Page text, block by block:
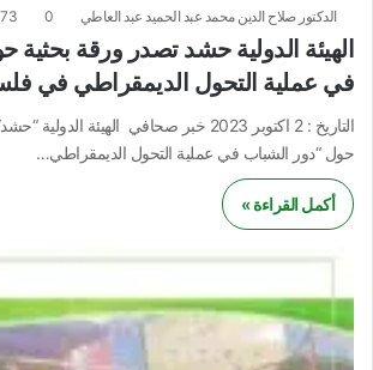
الدكتور صلاح الدين محمد عبد الحميد عبد العاطي 0
73
الهيئة الدولية حشد تصدر ورقة بحثية
في عملية التحول الديمقراطي في
التاريخ : 2 اكتوبر 2023 خبر صحافي الهيئة
حول “دور الشباب في عملية التحول الديمقراطي…
أكمل القراءة »